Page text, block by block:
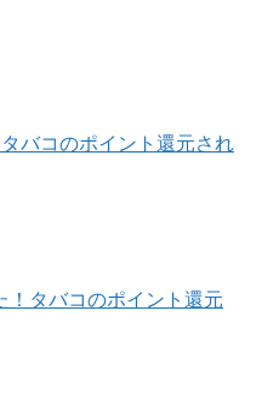
バコのポイント還元され
！タバコのポイント還元